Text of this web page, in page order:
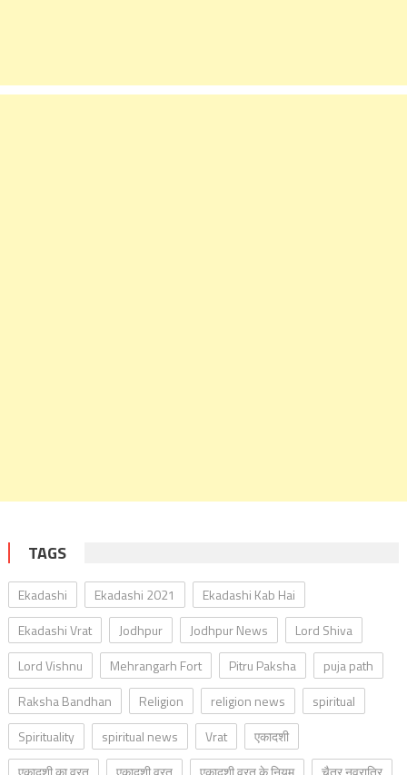
TAGS
Ekadashi Ekadashi 2021
Ekadashi Kab Hai
Ekadashi Vrat
Jodhpur Jodhpur News
Lord Shiva
Lord Vishnu
Mehrangarh Fort Pitru Paksha
puja path
Raksha Bandhan
Religion religion news
spiritual
Spirituality
spiritual news Vrat
एकादशी